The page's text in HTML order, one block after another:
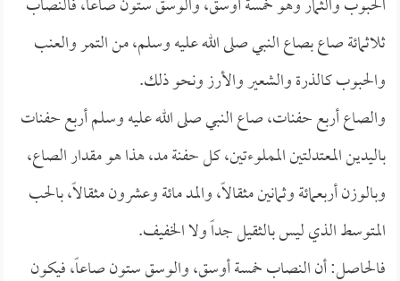
ثلاثمائة صاع بصاع النبي صلى الله عليه وسلم، من التمر والعنب
والحبوب كالذرة والشعير والأرز ونحو ذلك.
والصاع أربع حفنات، صاع النبي صلى الله عليه وسلم أربع حفنات
باليدين المعتدلتين المملوءتين، كل حفنة مد، هذا هو مقدار الصاع،
وبالوزن أربعمائة وثمانين مثقالاً، والمد مائة وعشرون مثقالاً، بالحب
المتوسط الذي ليس بالثقيل جداً ولا الخفيف.
فالحاصل: أن النصاب خمسة أوسق، والوسق ستون صاعاً، فيكون